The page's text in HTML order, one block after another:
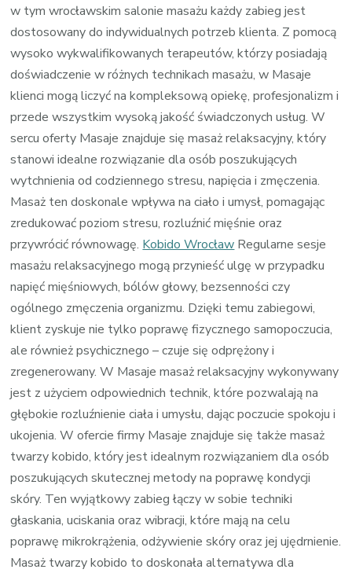
w tym wrocławskim salonie masażu każdy zabieg jest
dostosowany do indywidualnych potrzeb klienta. Z pomocą
wysoko wykwalifikowanych terapeutów, którzy posiadają
doświadczenie w różnych technikach masażu, w Masaje
klienci mogą liczyć na kompleksową opiekę, profesjonalizm i
przede wszystkim wysoką jakość świadczonych usług. W
sercu oferty Masaje znajduje się masaż relaksacyjny, który
stanowi idealne rozwiązanie dla osób poszukujących
wytchnienia od codziennego stresu, napięcia i zmęczenia.
Masaż ten doskonale wpływa na ciało i umysł, pomagając
zredukować poziom stresu, rozluźnić mięśnie oraz
przywrócić równowagę. Kobido Wrocław Regularne sesje
masażu relaksacyjnego mogą przynieść ulgę w przypadku
napięć mięśniowych, bólów głowy, bezsenności czy
ogólnego zmęczenia organizmu. Dzięki temu zabiegowi,
klient zyskuje nie tylko poprawę fizycznego samopoczucia,
ale również psychicznego – czuje się odprężony i
zregenerowany. W Masaje masaż relaksacyjny wykonywany
jest z użyciem odpowiednich technik, które pozwalają na
głębokie rozluźnienie ciała i umysłu, dając poczucie spokoju i
ukojenia. W ofercie firmy Masaje znajduje się także masaż
twarzy kobido, który jest idealnym rozwiązaniem dla osób
poszukujących skutecznej metody na poprawę kondycji
skóry. Ten wyjątkowy zabieg łączy w sobie techniki
głaskania, uciskania oraz wibracji, które mają na celu
poprawę mikrokrążenia, odżywienie skóry oraz jej ujędrnienie.
Masaż twarzy kobido to doskonała alternatywa dla